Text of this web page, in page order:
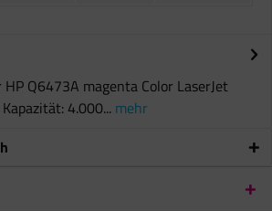
Q6473A magenta Color LaserJet
4.000... mehr